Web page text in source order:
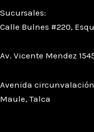
Sucursales:
Calle Bulnes #220,
Av. Vicente Mendez
Avenida circunvalación
Maule, Talca